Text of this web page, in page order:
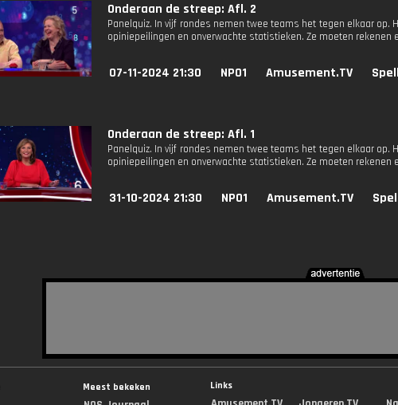
Onderaan de streep: Afl. 2
Panelquiz. In vijf rondes nemen twee teams het tegen elkaar op.
opiniepeilingen en onverwachte statistieken. Ze moeten
07-11-2024 21:30 NPO1 Amusement.TV
Onderaan de streep: Afl. 1
Panelquiz. In vijf rondes nemen twee teams het tegen elkaar op.
opiniepeilingen en onverwachte statistieken. Ze moeten
31-10-2024 21:30 NPO1 Amusement.TV
Meest bekeken Links